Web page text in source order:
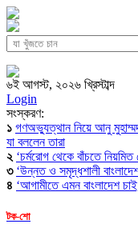
৬ই আগস্ট, ২০২৬ খ্রিস্টাব্দ
Login
সংস্করণ:
১ গণঅভ্যুত্থান নিয়ে আনু
যা বললেন তারা
২ ‘চর্মরোগ থেকে বাঁচতে
৩ ‘উন্নত ও সমৃদ্ধশালী
৪ ‘আগামীতে এমন বাংলাদেশ
টক-শো